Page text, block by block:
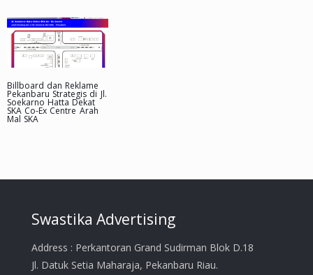
Billboard dan Reklame
Pekanbaru Strategis di Jl.
Soekarno Hatta Dekat
SKA Co-Ex Centre Arah
Mal SKA
Swastika Advertising
Address : Perkantoran Grand Sudirman Blok D.18
Jl. Datuk Setia Maharaja, Pekanbaru Riau.